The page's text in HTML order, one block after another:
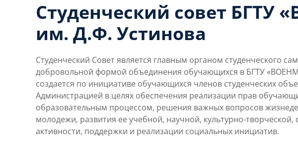
Студенческий совет БГТУ
им. Д.Ф. Устинова
Студенческий Совет является главным органом студенческого
добровольной формой объединения обучающихся в БГТУ
создается по инициативе обучающихся членов студенческих
Администрацией в целях обеспечения реализации прав
образовательным процессом, решения важных вопросов
молодежи, развития ее учебной, научной, культурно-
активности, поддержки и реализации социальных инициатив.